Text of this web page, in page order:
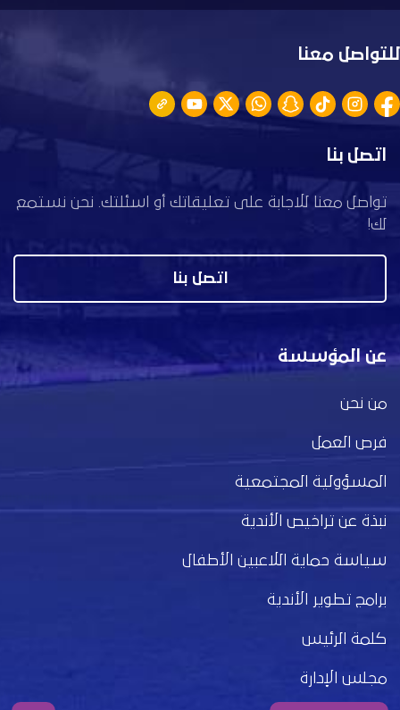
للتواصل معنا
اتصل بنا
تواصل معنا للاجابة على تعليقاتك أو اسئلتك. نحن نستمع
لك!
اتصل بنا
عن المؤسسة
من نحن
فرص العمل
المسؤولية المجتمعية
نبذة عن تراخيص الأندية
سياسة حماية اللاعبين الأطفال
برامج تطوير الأندية
كلمة الرئيس
مجلس الإدارة